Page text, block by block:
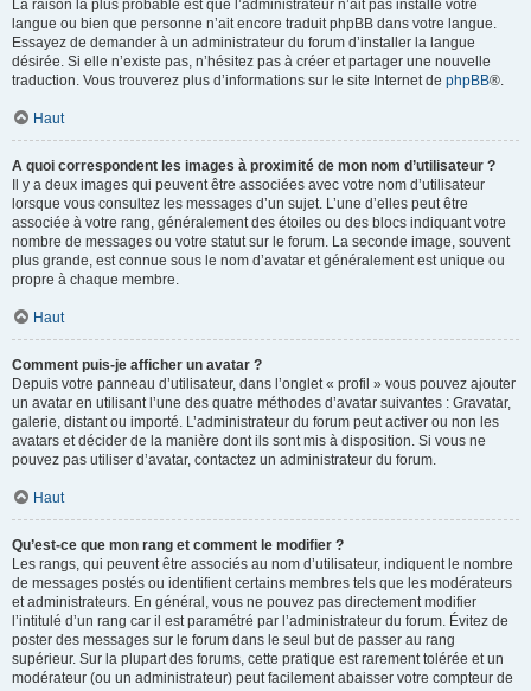
La raison la plus probable est que l’administrateur n’ait pas installé votre
langue ou bien que personne n’ait encore traduit phpBB dans votre langue.
Essayez de demander à un administrateur du forum d’installer la langue
désirée. Si elle n’existe pas, n’hésitez pas à créer et partager une nouvelle
traduction. Vous trouverez plus d’informations sur le site Internet de phpBB®.
Haut
A quoi correspondent les images à proximité de mon nom d’utilisateur ?
Il y a deux images qui peuvent être associées avec votre nom d’utilisateur
lorsque vous consultez les messages d’un sujet. L’une d’elles peut être
associée à votre rang, généralement des étoiles ou des blocs indiquant votre
nombre de messages ou votre statut sur le forum. La seconde image, souvent
plus grande, est connue sous le nom d’avatar et généralement est unique ou
propre à chaque membre.
Haut
Comment puis-je afficher un avatar ?
Depuis votre panneau d’utilisateur, dans l’onglet « profil » vous pouvez ajouter
un avatar en utilisant l’une des quatre méthodes d’avatar suivantes : Gravatar,
galerie, distant ou importé. L’administrateur du forum peut activer ou non les
avatars et décider de la manière dont ils sont mis à disposition. Si vous ne
pouvez pas utiliser d’avatar, contactez un administrateur du forum.
Haut
Qu’est-ce que mon rang et comment le modifier ?
Les rangs, qui peuvent être associés au nom d’utilisateur, indiquent le nombre
de messages postés ou identifient certains membres tels que les modérateurs
et administrateurs. En général, vous ne pouvez pas directement modifier
l’intitulé d’un rang car il est paramétré par l’administrateur du forum. Évitez de
poster des messages sur le forum dans le seul but de passer au rang
supérieur. Sur la plupart des forums, cette pratique est rarement tolérée et un
modérateur (ou un administrateur) peut facilement abaisser votre compteur de